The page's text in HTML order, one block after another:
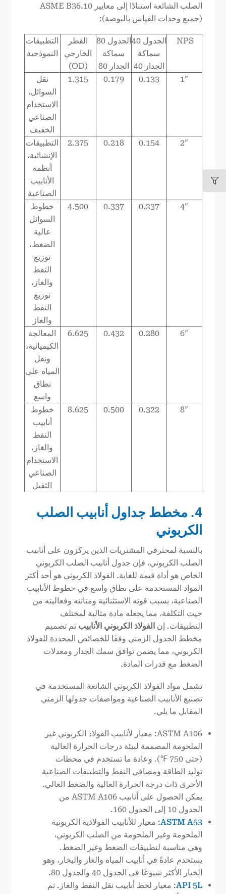
الصلب الشائعة استنادًا إلى معايير ASME B36.10
(جميع وحدات القياس بالبوصة):
NPS
الجدول 40
سماكة
الجدار 40
الجدول 80
سماكة
الجدار 80
القطر
الخارجي
(OD)
التطبيقات
النموذجية
1″
0.133
0.179
1.315
نقل
السوائل،
الاستخدام
الصناعي
الخفيف
2″
0.154
0.218
2.375
التطبيقات
الإنشائية،
أنظمة
الأنابيب
الصناعية
4″
0.237
0.337
4.500
خطوط
السوائل
عالية
الضغط،
توزيع
النفط
والغاز،
توزيع
النفط
والغاز
6″
0.280
0.432
6.625
المعالجة
الكيميائية،
ونقل
المياه على
نطاق
واسع
8″
0.322
0.500
8.625
خطوط
أنابيب
النفط
والغاز،
الاستخدام
الصناعي
الثقيل
4. مخطط جداول أنابيب الصلب
الكربوني
بالنسبة لمحترفي المشتريات الذين يركزون على أنابيب
الصلب الكربوني، فإن جدول أنابيب الصلب الكربوني
الخاص هو أداة قيمة للغاية. الفولاذ الكربوني هو أحد أكثر
المواد المستخدمة على نطاق واسع في خطوط الأنابيب
الصناعية، بسبب قوته الاستثنائية ومتانته وفعاليته من
حيث التكلفة، مما يجعله مادة مثالية لمختلف
التطبيقات. إن الفولاذ الكربوني الأنابيب تم تصميم
مخطط الجدول الزمني وفقًا للخصائص المحددة للفولاذ
الكربوني، مما يضمن توافق سمك الجدار ومعدلات
الضغط مع قدرات المادة.
تشمل مواد الفولاذ الكربوني الشائعة المستخدمة في
تصنيع الأنابيب الصناعية ومواصفات جدولها الزمني
المقابل ما يلي.
ASTM A106: معيار لأنابيب الفولاذ الكربوني غير
الملحومة المصممة لبيئة درجات الحرارة العالية
(حتى 750 ℉). وعادة ما تستخدم في محطات
توليد الطاقة ومصافي النفط والتطبيقات الصناعية
الأخرى ذات درجة الحرارة العالية والضغط العالي.
يمكن الحصول على أنابيب ASTM A106 من
الجدول 10 إلى الجدول 160.
ASTM A53: معيار للأنابيب الفولاذية الكربونية
الملحومة وغير الملحومة من الصلب الكربوني،
وهي مناسبة لتطبيقات الضغط وغير الضغط.
يستخدم عادةً في أنابيب المياه والغاز والبخار، وهو
الخيار الأكثر شيوعًا في الجدول 40 والجدول 80.
API 5L: معيار لخط أنابيب نقل النفط والغاز. تم